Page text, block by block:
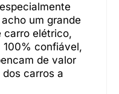
um grande
carro elétrico,
100% confiável,
de valor
carros a